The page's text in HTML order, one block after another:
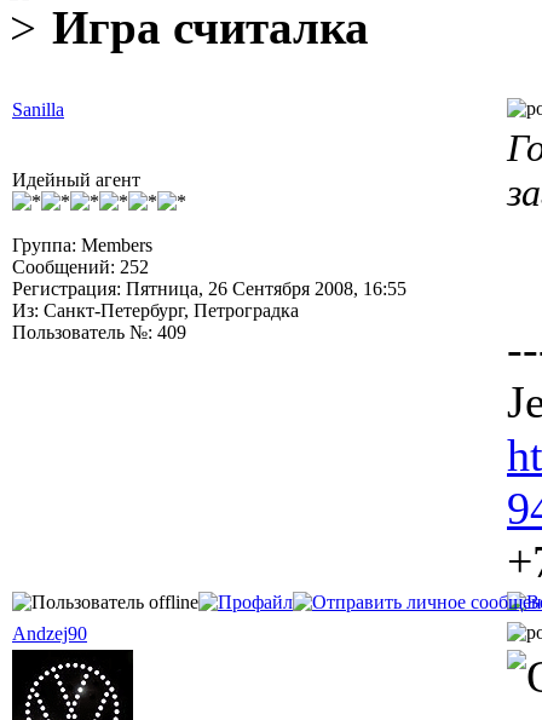
Игра считалка
Sanilla
Идейный агент
Группа: Members
Сообщений: 252
Регистрация: Пятница, 26 Сентября 2008, 16:55
Из: Санкт-Петербург, Петроградка
Пользователь №: 409
Andzej90